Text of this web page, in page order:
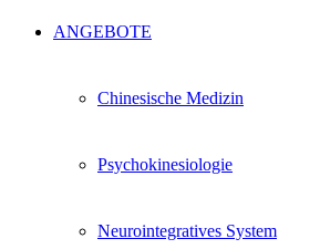
Chinesische Medizin
Psychokinesiologie
Neurointegratives System
Remote Viewing